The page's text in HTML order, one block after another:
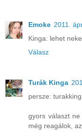
Emoke 2011.
Kinga: lehet
Válasz
Turák Kinga
persze:
gyors választ
még reagálok,